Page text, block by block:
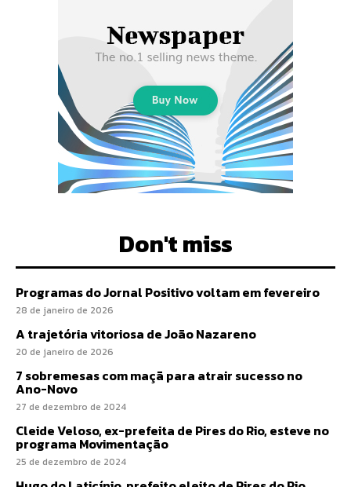
Don't miss
Programas do Jornal Positivo voltam em fevereiro
28 de janeiro de 2026
A trajetória vitoriosa de João Nazareno
20 de janeiro de 2026
7 sobremesas com maçã para atrair sucesso no
Ano-Novo
27 de dezembro de 2024
Cleide Veloso, ex-prefeita de Pires do Rio, esteve no
programa Movimentação
25 de dezembro de 2024